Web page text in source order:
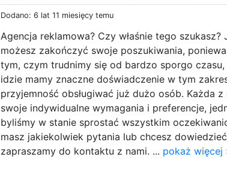
Dodano: 6 lat 11 miesięcy temu
Agencja reklamowa? Czy właśnie tego szukasz?
możesz zakończyć swoje poszukiwania,
tym, czym trudnimy się od bardzo sporgo
idzie mamy znaczne doświadczenie w tym
przyjemność obsługiwać już dużo osób. Każda z
swoje indywidualne wymagania i preferencje,
byliśmy w stanie sprostać wszystkim
masz jakiekolwiek pytania lub chcesz
zapraszamy do kontaktu z nami. ... pokaż więcej